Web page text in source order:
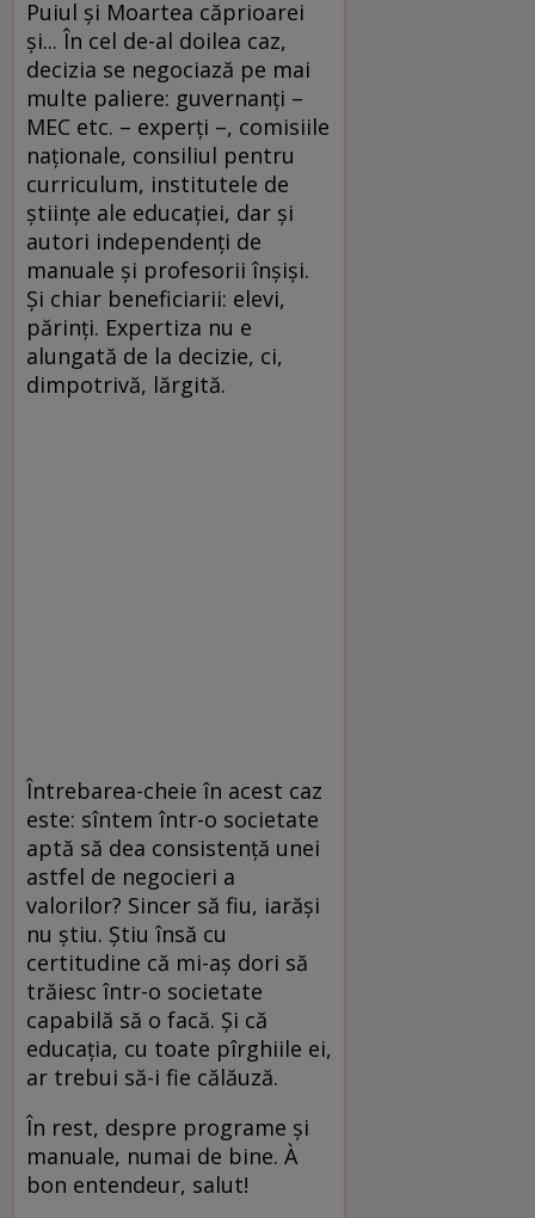
Puiul şi Moartea căprioarei
şi... În cel de-al doilea caz,
decizia se negociază pe mai
multe paliere: guvernanţi –
MEC etc. – experţi –, comisiile
naţionale, consiliul pentru
curriculum, institutele de
ştiinţe ale educaţiei, dar şi
autori independenţi de
manuale şi profesorii înşişi.
Şi chiar beneficiarii: elevi,
părinţi. Expertiza nu e
alungată de la decizie, ci,
dimpotrivă, lărgită.
Întrebarea-cheie în acest caz
este: sîntem într-o societate
aptă să dea consistenţă unei
astfel de negocieri a
valorilor? Sincer să fiu, iarăşi
nu ştiu. Ştiu însă cu
certitudine că mi-aş dori să
trăiesc într-o societate
capabilă să o facă. Şi că
educaţia, cu toate pîrghiile ei,
ar trebui să-i fie călăuză.
În rest, despre programe şi
manuale, numai de bine. À
bon entendeur, salut!